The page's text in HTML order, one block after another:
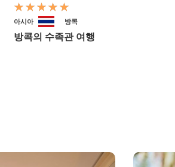
아시아 방콕
방콕의 수족관 여행